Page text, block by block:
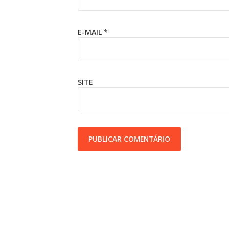
E-MAIL *
SITE